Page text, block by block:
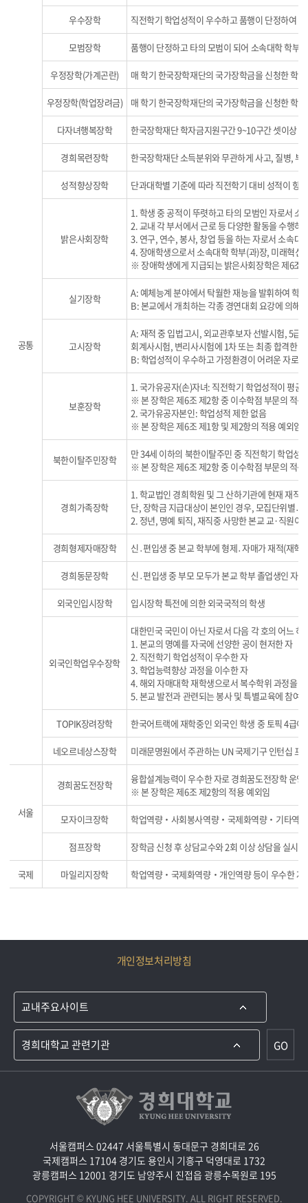
공통
우수장학 직전학기 학업성적이 우수하고 품행이 단정하여
모범장학 품행이 단정하고 타의 모범이 되어 소속대학 학부
우정장학(가계곤란) 매 학기 한국장학재단의 국가장학금을 신청한 학
우정장학(학업장려금) 매 학기 한국장학재단의 국가장학금을 신청한 학
다자녀행복장학 한국장학재단 학자금지원구간 9~10구간 셋이상
경희목련장학 한국장학재단 소득분위와 무관하게 사고, 질병,
성적향상장학 단과대학별 기준에 따라 직전학기 대비 성적이 향
밝은사회장학
1. 학생 중 공적이 뚜렷하고 타의 모범인 자로서
2. 교내 각 부서에서 근로 등 다양한 활동을 수행
3. 연구, 연수, 봉사, 창업 등을 하는 자로서 소속
4. 장애학생으로서 소속대학 학부(과)장, 미래혁신
※ 장애학생에게 지급되는 밝은사회장학은 제6조
실기장학
A: 예체능계 분야에서 탁월한 재능을 발휘하여 학
B: 본교에서 개최하는 각종 경연대회 요강에 의해
고시장학
A: 재적 중 입법고시, 외교관후보자 선발시험, 5급
회계사시험, 변리사시험에 1차 또는 최종 합격한 자
B: 학업성적이 우수하고 가정환경이 어려운 자로
보훈장학
1. 국가유공자(손)자녀: 직전학기 학업성적이 평균
※ 본 장학은 제6조 제2항 중 이수학점 부문의 적용
2. 국가유공자본인: 학업성적 제한 없음
※ 본 장학은 제6조 제1항 및 제2항의 적용 예외임
북한이탈주민장학
만 34세 이하의 북한이탈주민 중 직전학기 학업성
※ 본 장학은 제6조 제2항 중 이수학점 부문의 적용
경희가족장학
1. 학교법인 경희학원 및 그 산하기관에 현재 재직
단, 장학금 지급대상이 본인인 경우, 모집단위별․
2. 정년, 명예 퇴직, 재직중 사망한 본교 교·직원이
경희형제자매장학 신․편입생 중 본교 학부에 형제․자매가 재적(재
경희동문장학 신․편입생 중 부모 모두가 본교 학부 졸업생인 자
외국인입시장학 입시장학 특전에 의한 외국국적의 학생
외국인학업우수장학
대한민국 국민이 아닌 자로서 다음 각 호의 어느 하
1. 본교의 명예를 자국에 선양한 공이 현저한 자
2. 직전학기 학업성적이 우수한 자
3. 학업능력향상 과정을 이수한 자
4. 해외 자매대학 재학생으로서 복수학위 과정을
5. 본교 발전과 관련되는 봉사 및 특별교육에 참여
TOPIK장려장학 한국어트랙에 재학중인 외국인 학생 중 토픽 4급이
네오르네상스장학 미래문명원에서 주관하는 UN 국제기구 인턴십 프
서울
경희꿈도전장학
융합설계능력이 우수한 자로 경희꿈도전장학 운
※ 본 장학은 제6조 제2항의 적용 예외임
모자이크장학 학업역량‧사회봉사역량‧국제화역량‧기타역량
점프장학 장학금 신청 후 상담교수와 2회 이상 상담을 실시
국제 마일리지장학 학업역량‧국제화역량‧개인역량 등이 우수한 자
개인정보처리방침
GO
서울캠퍼스 02447 서울특별시 동대문구 경희대로 26
국제캠퍼스 17104 경기도 용인시 기흥구 덕영대로 1732
광릉캠퍼스 12001 경기도 남양주시 진접읍 광릉수목원로 195
COPYRIGHT © KYUNG HEE UNIVERSITY. ALL RIGHT RESERVED.